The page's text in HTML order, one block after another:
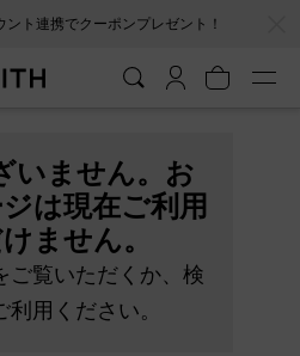
ント連携でクーポンプレゼント！
いません。お
は現在ご利用
ません。
ご覧いただくか、検
用ください。